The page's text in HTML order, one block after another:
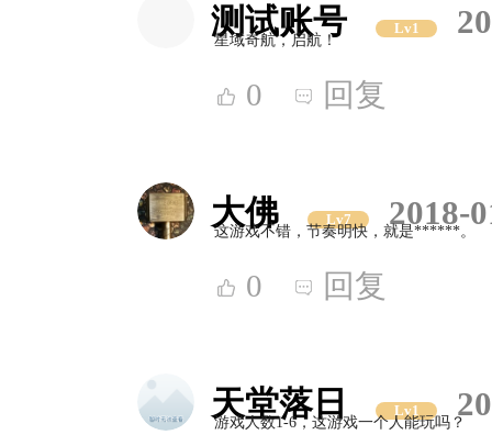
测试账号 Lv1
星域奇航，启航！
0 回复
大佛 Lv7 2018-
这游戏不错，节奏明快，就是******。
0 回复
天堂落日 Lv1
游戏人数1-6，这游戏一个人能玩吗？